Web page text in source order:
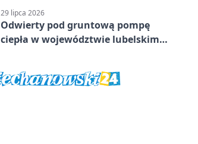
29 lipca 2026
Odwierty pod gruntową pompę
ciepła w województwie lubelskim -